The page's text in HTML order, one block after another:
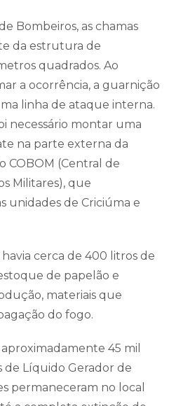
Bombeiros, as chamas
da estrutura de
quadrados. Ao
a ocorrência, a guarnição
linha de ataque interna.
necessário montar uma
na parte externa da
COBOM (Central de
Militares), que
unidades de Criciúma e
cerca de 400 litros de
de papelão e
materiais que
do fogo.
45 mil
de Líquido Gerador de
permaneceram no local